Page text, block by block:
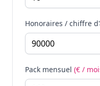
Honoraires / chiffre
Pack mensuel (€ /